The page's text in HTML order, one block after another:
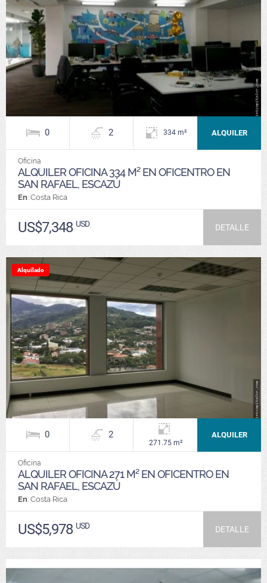
0 2 334 m² ALQUILER
Oficina
ALQUILER OFICINA 334 M² EN OFICENTRO EN
SAN RAFAEL, ESCAZÚ
En: Costa Rica
US$7,348 USD DETALLE
Alquilado
0 2
271.75 m²
ALQUILER
Oficina
ALQUILER OFICINA 271 M² EN OFICENTRO EN
SAN RAFAEL, ESCAZÚ
En: Costa Rica
US$5,978 USD DETALLE